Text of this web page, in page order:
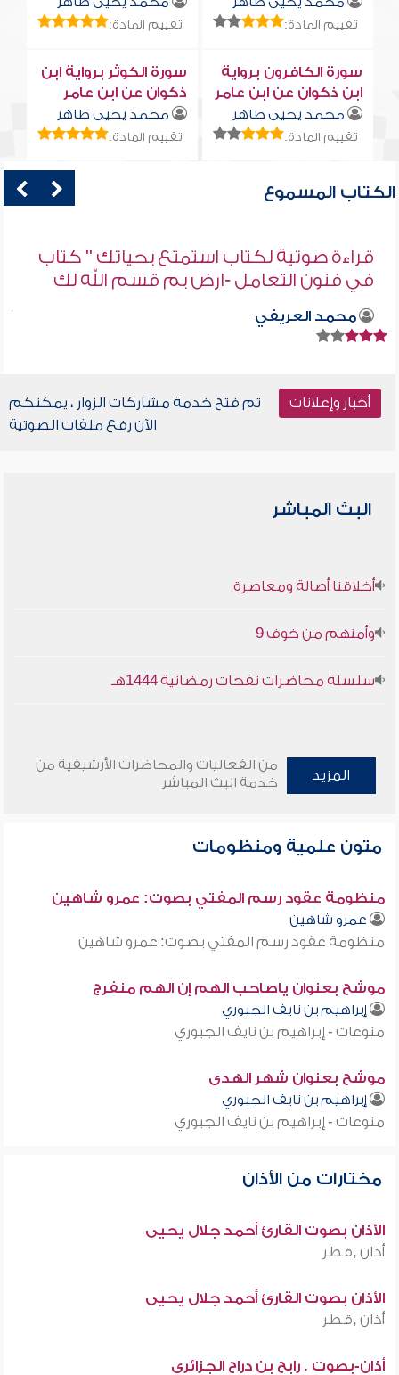
تقييم المادة: تقييم المادة:
سورة الكافرون برواية
ابن ذكوان عن ابن عامر
محمد يحيى طاهر
تقييم المادة:
سورة الكوثر برواية ابن
ذكوان عن ابن عامر
محمد يحيى طاهر
تقييم المادة:
الكتاب المسموع
قراءة صوتية لكتاب استمتع بحياتك " كتاب
في فنون التعامل -ارض بم قسم الله لك
محمد العريفي
أخبار وإعلانات
تم فتح خدمة مشاركات الزوار ، يمكنكم
الآن رفع ملفات الصوتية
البث المباشر
أخلاقنا أصالة ومعاصرة
وأمنهم من خوف 9
سلسلة محاضرات نفحات رمضانية 1444هـ
المزيد
من الفعاليات والمحاضرات الأرشيفية من
خدمة البث المباشر
متون علمية ومنظومات
منظومة عقود رسم المفتي بصوت: عمرو شاهين
عمرو شاهين
منظومة عقود رسم المفتي بصوت: عمرو شاهين
موشح بعنوان ياصاحب الهم إن الهم منفرج
إبراهيم بن نايف الجبوري
منوعات - إبراهيم بن نايف الجبوري
موشح بعنوان شهر الهدى
إبراهيم بن نايف الجبوري
منوعات - إبراهيم بن نايف الجبوري
مختارات من الأذان
الأذان بصوت القارئ أحمد جلال يحيى
أذان ,قطر
الأذان بصوت القارئ أحمد جلال يحيى
أذان ,قطر
أذان-بصوت . رابح بن دراح الجزائري